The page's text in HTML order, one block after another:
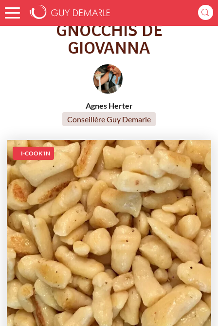
Accueil Recettes GNOCCHIS DE GIOVANNA
GNOCCHIS DE
GIOVANNA
Agnes Herter
Conseillère Guy Demarle
I-COOK'IN